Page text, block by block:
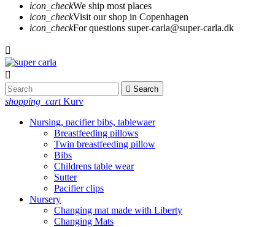
icon_checkWe ship most places
icon_checkVisit our shop in Copenhagen
icon_checkFor questions super-carla@super-carla.dk


 Search
shopping_cart Kurv
Nursing, pacifier bibs, tablewaer
Breastfeeding pillows
Twin breastfeeding pillow
Bibs
Childrens table wear
Sutter
Pacifier clips
Nursery
Changing mat made with Liberty
Changing Mats